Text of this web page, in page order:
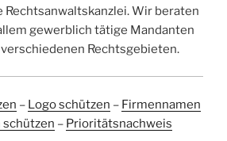
Wir beraten
gewerblich tätige Mandanten
Rechtsgebieten.
– Logo schützen – Firmennamen
schützen – Prioritätsnachweis